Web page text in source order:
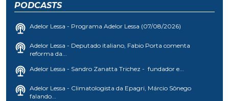
PODCASTS
Adelor Lessa - Programa Adelor Lessa (07/08/2026)
Adelor Lessa - Deputado italiano, Fabio Porta comenta
reforma da...
Adelor Lessa - Sandro Zanatta Trichez - fundador e...
Adelor Lessa - Climatologista da Epagri, Márcio Sônego
falando...